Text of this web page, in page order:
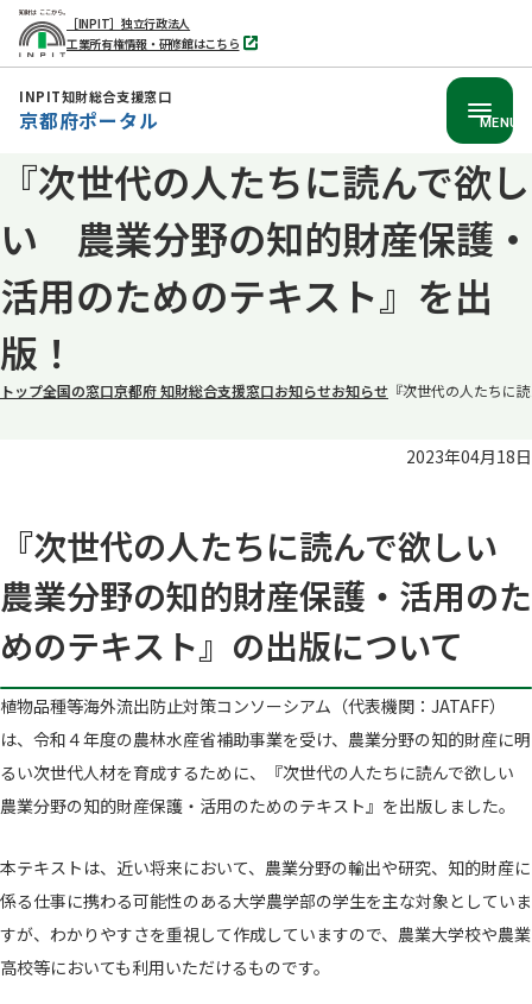
へ
動
［INPIT］独立行政法人
工業所有権情報・研修館はこちら
別
タ
INPIT知財総合支援窓口
京都府ポータル MENU
『次世代の人たちに読んで欲し
い 農業分野の知的財産保護・
活用のためのテキスト』を出
版！
トップ全国の窓口京都府 知財総合支援窓口お知らせお知らせ 『次世代の人たちに
2023年04月18日
『次世代の人たちに読んで欲しい
農業分野の知的財産保護・活用のた
めのテキスト』の出版について
植物品種等海外流出防止対策コンソーシアム（代表機関：JATAFF）
は、令和４年度の農林水産省補助事業を受け、農業分野の知的財産に明
るい次世代人材を育成するために、『次世代の人たちに読んで欲しい
農業分野の知的財産保護・活用のためのテキスト』を出版しました。
本テキストは、近い将来において、農業分野の輸出や研究、知的財産に
係る仕事に携わる可能性のある大学農学部の学生を主な対象としていま
すが、わかりやすさを重視して作成していますので、農業大学校や農業
高校等においても利用いただけるものです。